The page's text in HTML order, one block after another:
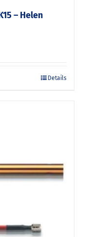
– Helen
Details